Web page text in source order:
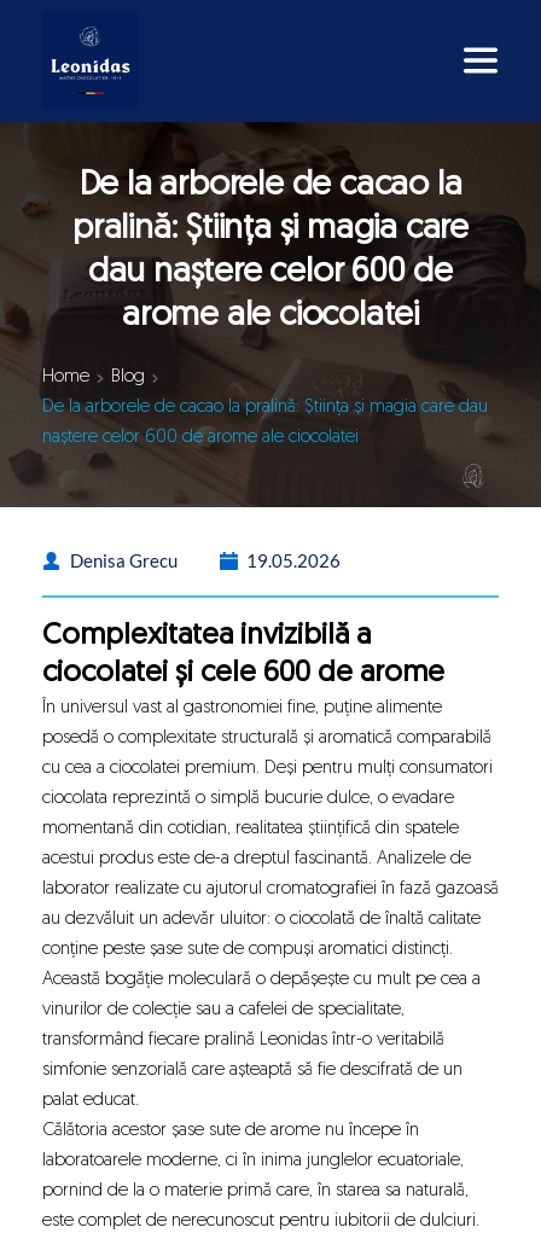
De la arborele de cacao la
pralină: Știința și magia care
dau naștere celor 600 de
arome ale ciocolatei
Home
Blog
De la arborele de cacao la pralină: Știința și magia care dau
naștere celor 600 de arome ale ciocolatei
Denisa Grecu 19.05.2026
Complexitatea invizibilă a
ciocolatei și cele 600 de arome
În universul vast al gastronomiei fine, puține alimente
posedă o complexitate structurală și aromatică comparabilă
cu cea a ciocolatei premium. Deși pentru mulți consumatori
ciocolata reprezintă o simplă bucurie dulce, o evadare
momentană din cotidian, realitatea științifică din spatele
acestui produs este de-a dreptul fascinantă. Analizele de
laborator realizate cu ajutorul cromatografiei în fază gazoasă
au dezvăluit un adevăr uluitor: o ciocolată de înaltă calitate
conține peste șase sute de compuși aromatici distincți.
Această bogăție moleculară o depășește cu mult pe cea a
vinurilor de colecție sau a cafelei de specialitate,
transformând fiecare pralină Leonidas într-o veritabilă
simfonie senzorială care așteaptă să fie descifrată de un
palat educat.
Călătoria acestor șase sute de arome nu începe în
laboratoarele moderne, ci în inima junglelor ecuatoriale,
pornind de la o materie primă care, în starea sa naturală,
este complet de nerecunoscut pentru iubitorii de dulciuri.